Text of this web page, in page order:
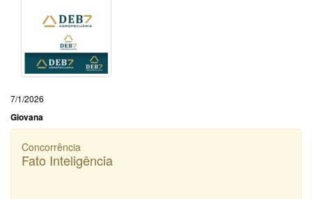
7/1/2026
Giovana
Concorrência
Fato Inteligência